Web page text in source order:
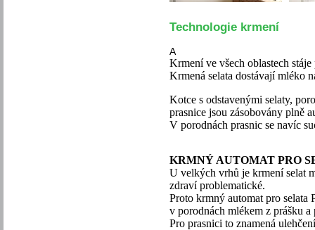
Technologie krmení
A
Krmení ve všech oblastech
Krmená selata dostávají mléko
Kotce s odstavenými selaty,
prasnice jsou zásobovány plně
V porodnách prasnic se navíc
KRMNÝ AUTOMAT PRO
U velkých vrhů je krmení selat
zdraví problematické.
Proto krmný automat pro selata
v porodnách mlékem z prášku
Pro prasnici to znamená